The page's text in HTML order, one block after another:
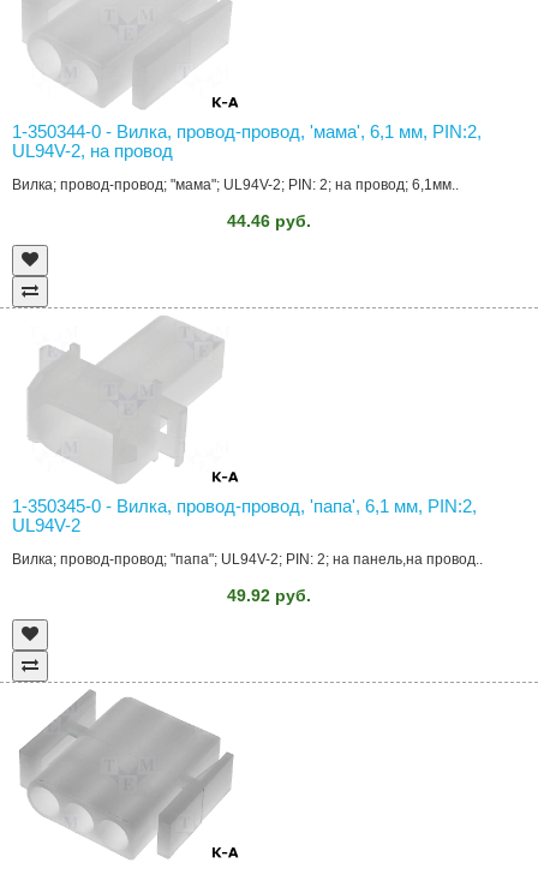
1-350344-0 - Вилка, провод-провод, 'мама', 6,1 мм, PIN:2,
UL94V-2, на провод
Вилка; провод-провод; "мама"; UL94V-2; PIN: 2; на провод; 6,1мм..
44.46 руб.
1-350345-0 - Вилка, провод-провод, 'папа', 6,1 мм, PIN:2,
UL94V-2
Вилка; провод-провод; "папа"; UL94V-2; PIN: 2; на панель,на провод..
49.92 руб.